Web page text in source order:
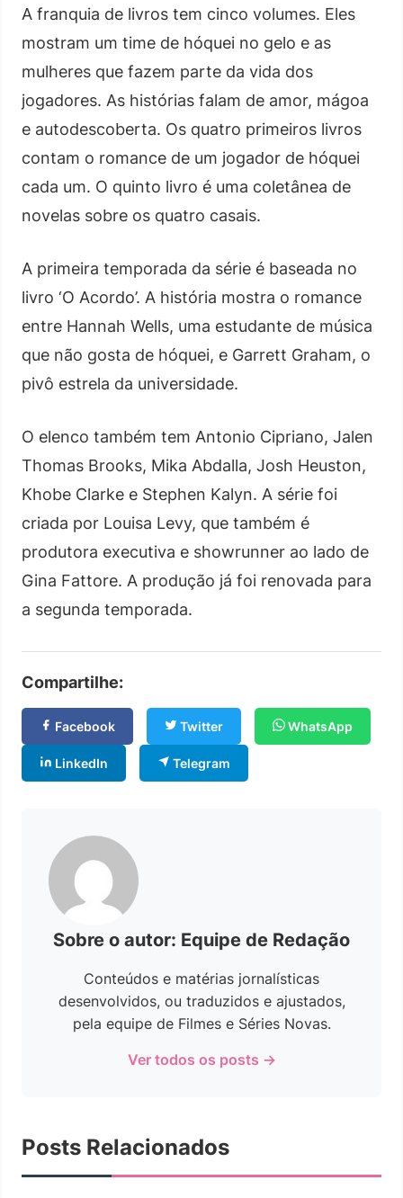
A franquia de livros tem cinco volumes. Eles
mostram um time de hóquei no gelo e as
mulheres que fazem parte da vida dos
jogadores. As histórias falam de amor, mágoa
e autodescoberta. Os quatro primeiros livros
contam o romance de um jogador de hóquei
cada um. O quinto livro é uma coletânea de
novelas sobre os quatro casais.
A primeira temporada da série é baseada no
livro ‘O Acordo’. A história mostra o romance
entre Hannah Wells, uma estudante de música
que não gosta de hóquei, e Garrett Graham, o
pivô estrela da universidade.
O elenco também tem Antonio Cipriano, Jalen
Thomas Brooks, Mika Abdalla, Josh Heuston,
Khobe Clarke e Stephen Kalyn. A série foi
criada por Louisa Levy, que também é
produtora executiva e showrunner ao lado de
Gina Fattore. A produção já foi renovada para
a segunda temporada.
Compartilhe:
Facebook Twitter WhatsApp
LinkedIn Telegram
Sobre o autor: Equipe de Redação
Conteúdos e matérias jornalísticas
desenvolvidos, ou traduzidos e ajustados,
pela equipe de Filmes e Séries Novas.
Ver todos os posts →
Posts Relacionados